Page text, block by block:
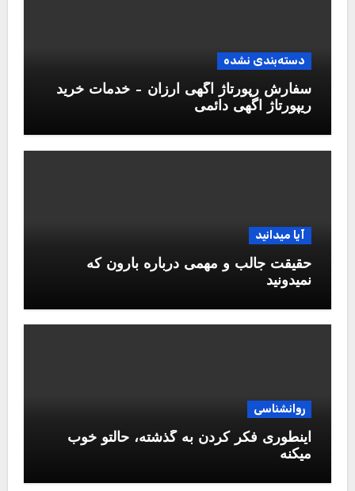
دسته‌بندی نشده
سفارش رپورتاژ آگهی ارزان – خدمات خرید
ریپورتاژ اگهی دائمی
آیا میدانید
حقیقت جالب و مهمی درباره بارون که
نمیدونید
روانشناسی
اینطوری فکر کردن به گذشته، حالتو خوب
میکنه